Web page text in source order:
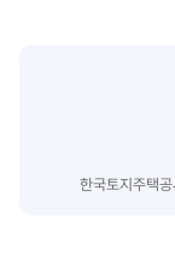
한국토지주택